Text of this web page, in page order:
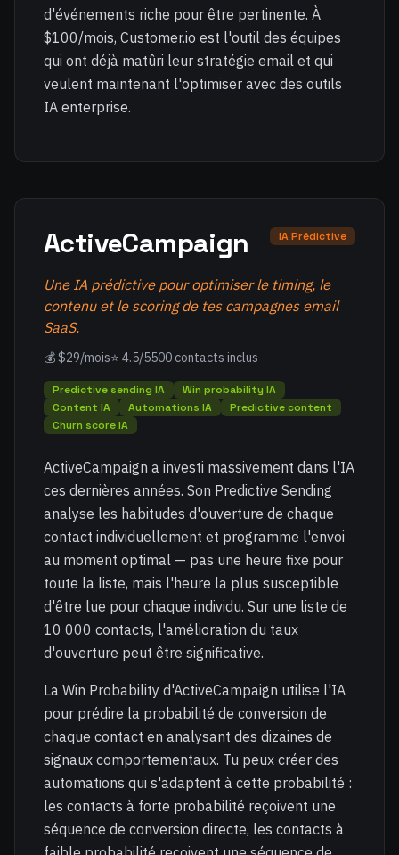
d'événements riche pour être pertinente. À
$100/mois, Customer.io est l'outil des équipes
qui ont déjà matûri leur stratégie email et qui
veulent maintenant l'optimiser avec des outils
IA enterprise.
ActiveCampaign IA Prédictive
Une IA prédictive pour optimiser le timing, le
contenu et le scoring de tes campagnes email
SaaS.
💰 $29/mois⭐ 4.5/5500 contacts inclus
Predictive sending IA
Win probability IA
Content IA
Automations IA
Predictive content
Churn score IA
ActiveCampaign a investi massivement dans l'IA
ces dernières années. Son Predictive Sending
analyse les habitudes d'ouverture de chaque
contact individuellement et programme l'envoi
au moment optimal — pas une heure fixe pour
toute la liste, mais l'heure la plus susceptible
d'être lue pour chaque individu. Sur une liste de
10 000 contacts, l'amélioration du taux
d'ouverture peut être significative.
La Win Probability d'ActiveCampaign utilise l'IA
pour prédire la probabilité de conversion de
chaque contact en analysant des dizaines de
signaux comportementaux. Tu peux créer des
automations qui s'adaptent à cette probabilité :
les contacts à forte probabilité reçoivent une
séquence de conversion directe, les contacts à